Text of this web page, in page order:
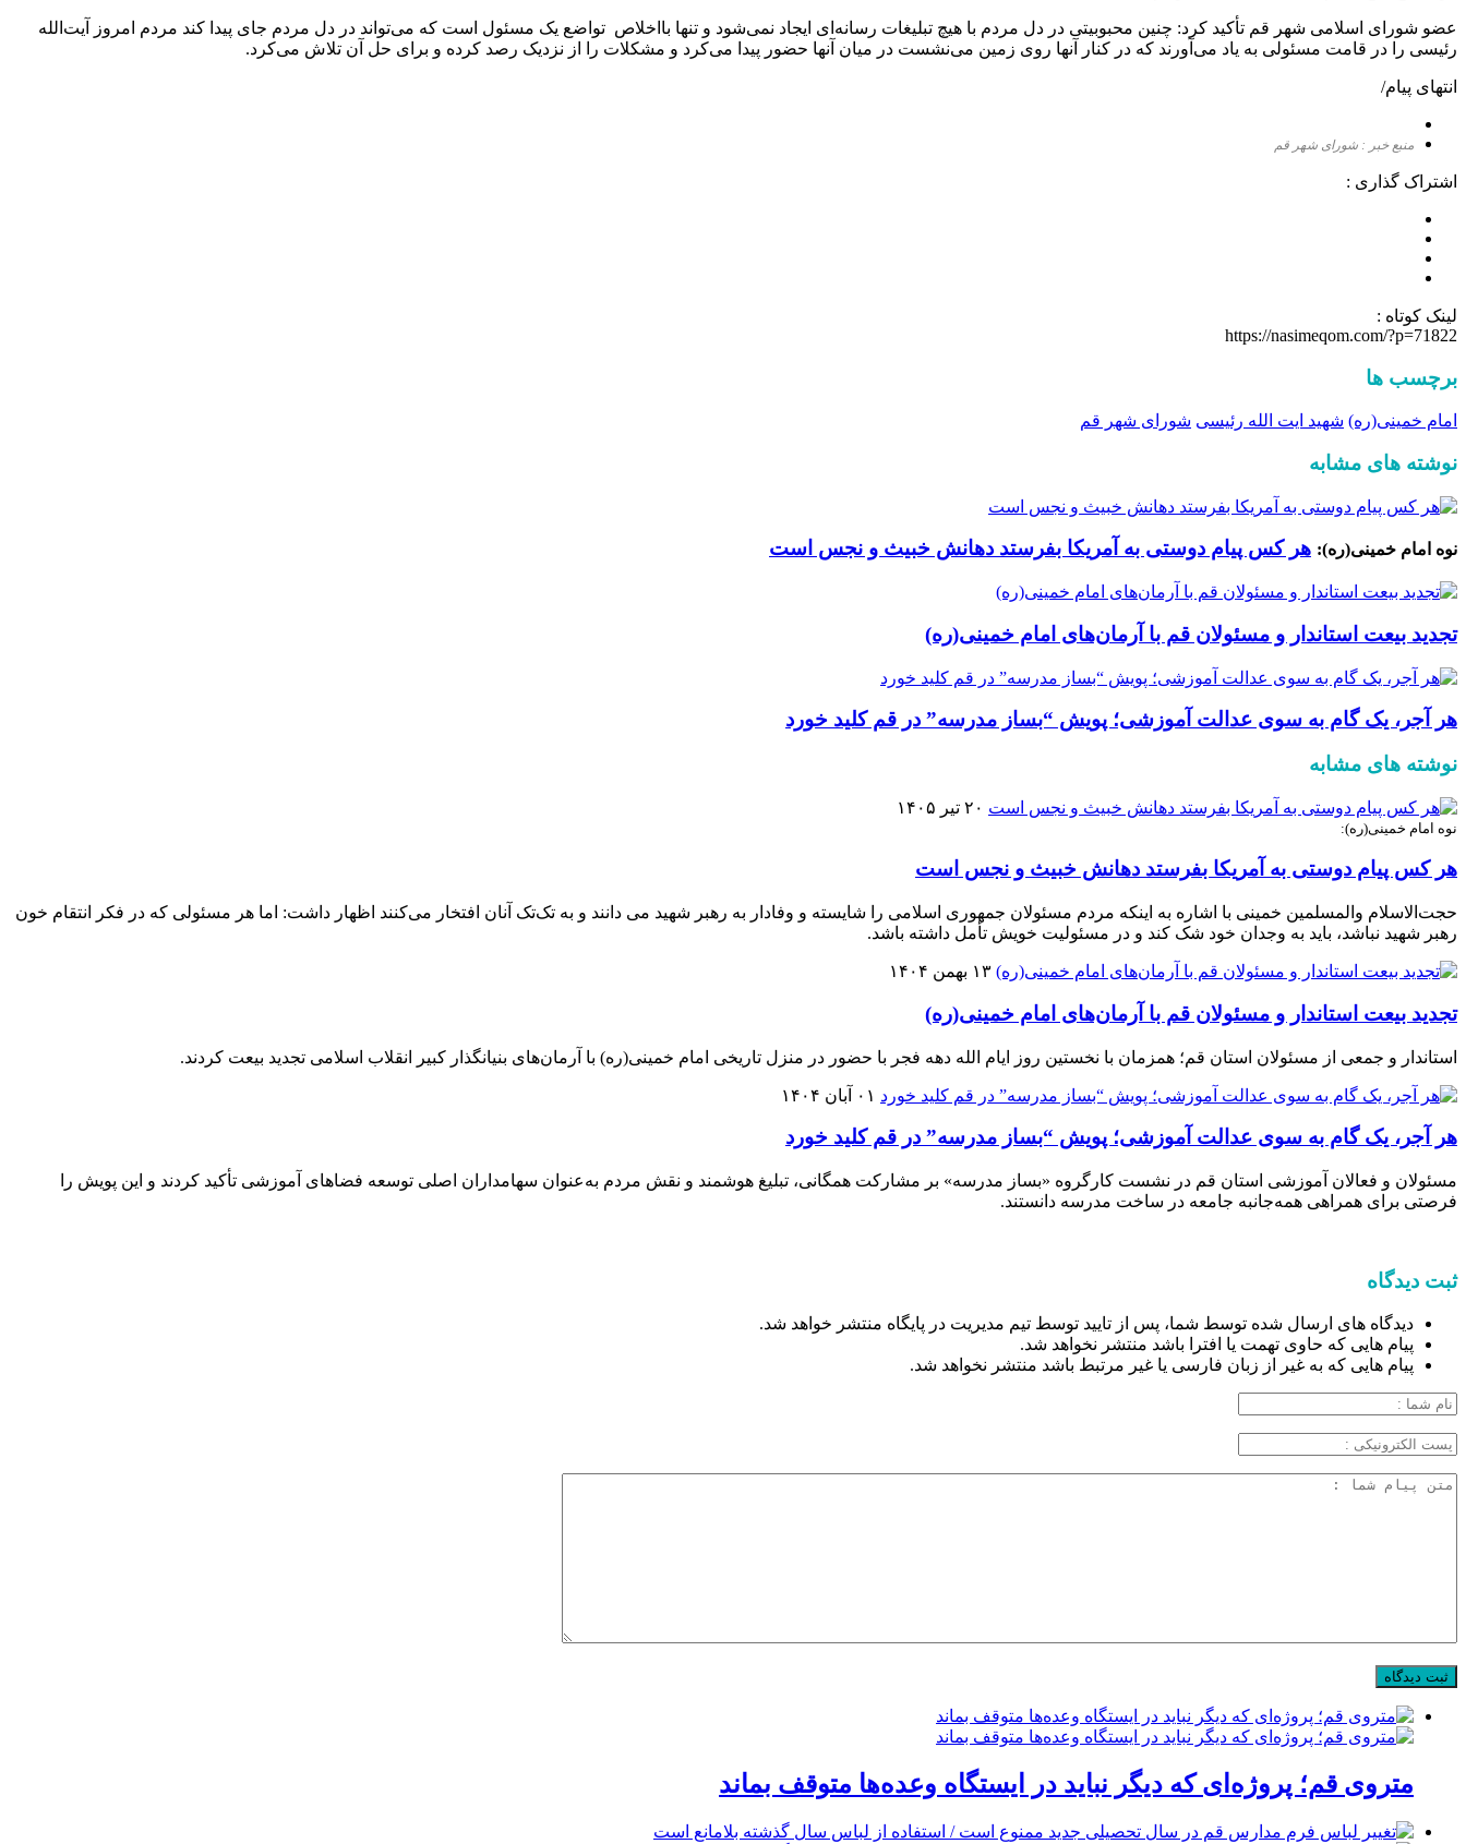
عضو شورای اسلامی شهر قم تأکید کرد: چنین محبوبیتی در دل مردم با هیچ تبلیغات رسانه‌ای ایجاد نمی‌شود و تنها بااخلاص تواضع یک مسئول است که می‌تواند در دل مردم جای پیدا کند مردم امروز آیت‌الله
رئیسی را در قامت مسئولی به یاد می‌آورند که در کنار آنها روی زمین می‌نشست در میان آنها حضور پیدا می‌کرد و مشکلات را از نزدیک رصد کرده و برای حل آن تلاش می‌کرد.
انتهای پیام/
منبع خبر : شورای شهر قم
اشتراک گذاری :
لینک کوتاه :
https://nasimeqom.com/?p=71822
برچسب ها
امام خمینی(ره) شهید ایت الله رئیسی شورای شهر قم
نوشته های مشابه
نوه امام خمینی(ره): هر کس پیام دوستی به آمریکا بفرستد دهانش خبیث و نجس است
تجدید بیعت استاندار و مسئولان قم با آرمان‌های امام خمینی(ره)
هر آجر، یک گام به سوی عدالت آموزشی؛ پویش “بساز مدرسه” در قم کلید خورد
نوشته های مشابه
۲۰ تیر ۱۴۰۵
نوه امام خمینی(ره):
هر کس پیام دوستی به آمریکا بفرستد دهانش خبیث و نجس است
حجت‌الاسلام والمسلمین خمینی با اشاره به اینکه مردم مسئولان جمهوری اسلامی را شایسته و وفادار به رهبر شهید می دانند و به تک‌تک آنان افتخار می‌کنند اظهار داشت: اما هر مسئولی که در فکر انتقام خون
رهبر شهید نباشد، باید به وجدان خود شک کند و در مسئولیت خویش تأمل داشته باشد.
۱۳ بهمن ۱۴۰۴
تجدید بیعت استاندار و مسئولان قم با آرمان‌های امام خمینی(ره)
استاندار و جمعی از مسئولان استان قم؛ همزمان با نخستین روز ایام الله دهه فجر با حضور در منزل تاریخی امام خمینی(ره) با آرمان‌های بنیانگذار کبیر انقلاب اسلامی تجدید بیعت کردند.
۰۱ آبان ۱۴۰۴
هر آجر، یک گام به سوی عدالت آموزشی؛ پویش “بساز مدرسه” در قم کلید خورد
مسئولان و فعالان آموزشی استان قم در نشست کارگروه «بساز مدرسه» بر مشارکت همگانی، تبلیغ هوشمند و نقش مردم به‌عنوان سهامداران اصلی توسعه فضاهای آموزشی تأکید کردند و این پویش را
فرصتی برای همراهی همه‌جانبه جامعه در ساخت مدرسه دانستند.
ثبت دیدگاه
دیدگاه های ارسال شده توسط شما، پس از تایید توسط تیم مدیریت در پایگاه منتشر خواهد شد.
پیام هایی که حاوی تهمت یا افترا باشد منتشر نخواهد شد.
پیام هایی که به غیر از زبان فارسی یا غیر مرتبط باشد منتشر نخواهد شد.
متروی قم؛ پروژه‌ای که دیگر نباید در ایستگاه وعده‌ها متوقف بماند